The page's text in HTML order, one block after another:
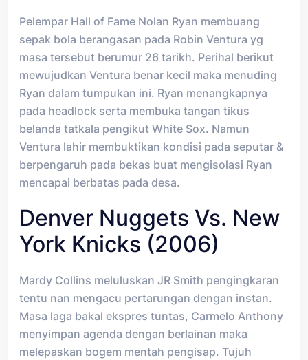
Pelempar Hall of Fame Nolan Ryan membuang
sepak bola berangasan pada Robin Ventura yg
masa tersebut berumur 26 tarikh. Perihal berikut
mewujudkan Ventura benar kecil maka menuding
Ryan dalam tumpukan ini. Ryan menangkapnya
pada headlock serta membuka tangan tikus
belanda tatkala pengikut White Sox. Namun
Ventura lahir membuktikan kondisi pada seputar &
berpengaruh pada bekas buat mengisolasi Ryan
mencapai berbatas pada desa.
Denver Nuggets Vs. New
York Knicks (2006)
Mardy Collins meluluskan JR Smith pengingkaran
tentu nan mengacu pertarungan dengan instan.
Masa laga bakal ekspres tuntas, Carmelo Anthony
menyimpan agenda dengan berlainan maka
melepaskan bogem mentah pengisap. Tujuh